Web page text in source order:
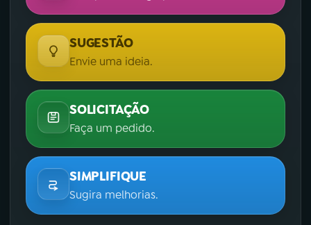
SUGESTÃO
Envie uma ideia.
SOLICITAÇÃO
Faça um pedido.
SIMPLIFIQUE
Sugira melhorias.